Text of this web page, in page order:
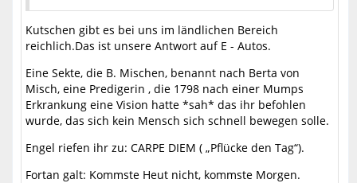
Kutschen gibt es bei uns im ländlichen Bereich
reichlich.Das ist unsere Antwort auf E - Autos.
Eine Sekte, die B. Mischen, benannt nach Berta von
Misch, eine Predigerin , die 1798 nach einer Mumps
Erkrankung eine Vision hatte *sah* das ihr befohlen
wurde, das sich kein Mensch sich schnell bewegen solle.
Engel riefen ihr zu: CARPE DIEM ( „Pflücke den Tag“).
Fortan galt: Kommste Heut nicht, kommste Morgen.